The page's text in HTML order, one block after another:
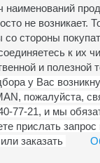
наименований
не возникает.
стороны
к их
и полезной
у Вас
, пожалуйста,
77-21, и мы
прислать запрос
или заказать